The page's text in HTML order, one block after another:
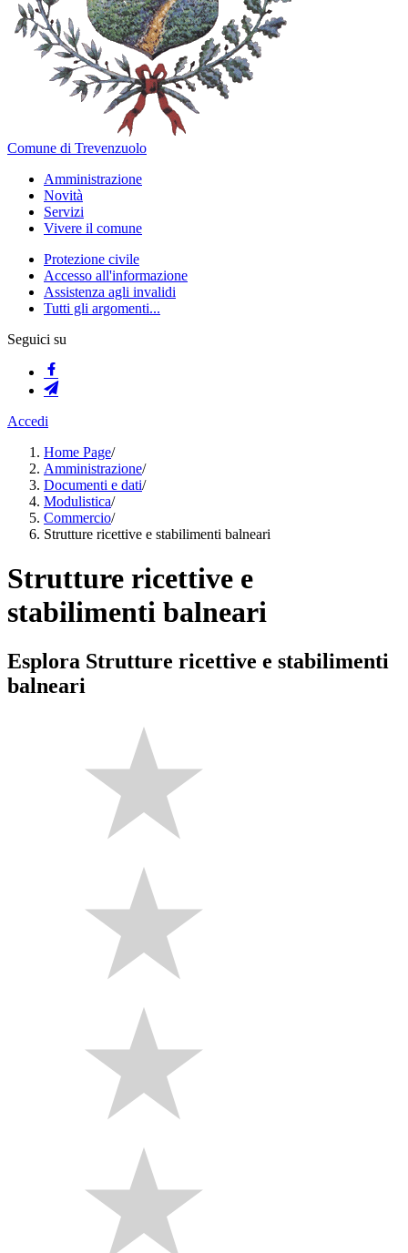
Comune di Trevenzuolo
Amministrazione
Novità
Servizi
Vivere il comune
Protezione civile
Accesso all'informazione
Assistenza agli invalidi
Tutti gli argomenti...
Seguici su
Accedi
Home Page/
Amministrazione/
Documenti e dati/
Modulistica/
Commercio/
Strutture ricettive e stabilimenti balneari
Strutture ricettive e
stabilimenti balneari
Esplora Strutture ricettive e stabilimenti
balneari